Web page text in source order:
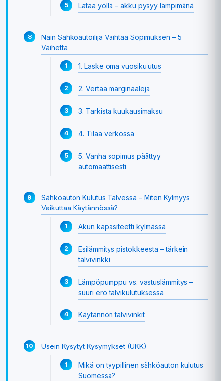
Lataa yöllä – akku pysyy lämpimänä
Näin Sähköautoilija Vaihtaa Sopimuksen – 5
Vaihetta
1. Laske oma vuosikulutus
2. Vertaa marginaaleja
3. Tarkista kuukausimaksu
4. Tilaa verkossa
5. Vanha sopimus päättyy
automaattisesti
Sähköauton Kulutus Talvessa – Miten Kylmyys
Vaikuttaa Käytännössä?
Akun kapasiteetti kylmässä
Esilämmitys pistokkeesta – tärkein
talvivinkki
Lämpöpumppu vs. vastuslämmitys –
suuri ero talvikulutuksessa
Käytännön talvivinkit
Usein Kysytyt Kysymykset (UKK)
Mikä on tyypillinen sähköauton kulutus
Suomessa?